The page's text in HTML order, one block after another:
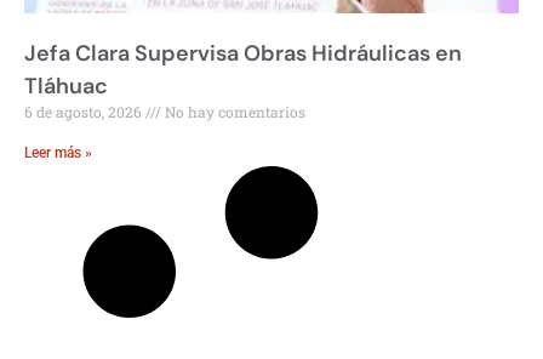
Jefa Clara Supervisa Obras Hidráulicas en
Tláhuac
6 de agosto, 2026 No hay comentarios
Leer más »